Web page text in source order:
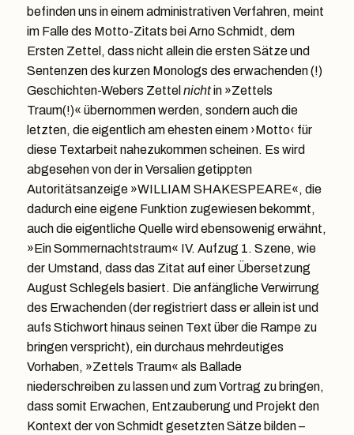
befinden uns in einem administrativen Verfahren, meint
im Falle des Motto-Zitats bei Arno Schmidt, dem
Ersten Zettel, dass nicht allein die ersten Sätze und
Sentenzen des kurzen Monologs des erwachenden (!)
Geschichten-Webers Zettel nichtin »Zettels
Traum(!)« übernommen werden, sondern auch die
letzten, die eigentlich am ehesten einem ›Motto‹ für
diese Textarbeit nahezukommen scheinen. Es wird
abgesehen von der in Versalien getippten
Autoritätsanzeige »WILLIAM SHAKESPEARE«, die
dadurch eine eigene Funktion zugewiesen bekommt,
auch die eigentliche Quelle wird ebensowenig erwähnt,
»Ein Sommernachtstraum« IV. Aufzug 1. Szene, wie
der Umstand, dass das Zitat auf einer Übersetzung
August Schlegels basiert. Die anfängliche Verwirrung
des Erwachenden (der registriert dass er allein ist und
aufs Stichwort hinaus seinen Text über die Rampe zu
bringen verspricht), ein durchaus mehrdeutiges
Vorhaben, »Zettels Traum« als Ballade
niederschreiben zu lassen und zum Vortrag zu bringen,
dass somit Erwachen, Entzauberung und Projekt den
Kontext der von Schmidt gesetzten Sätze bilden –